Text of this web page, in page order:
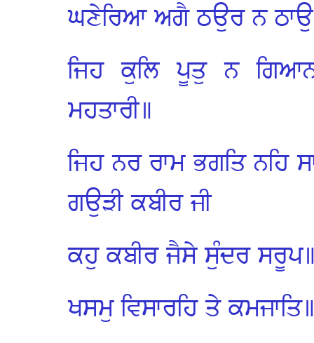
ਘਣੇਰਿਆ ਅਗੈ ਠਉਰ ਨ
ਜਿਹ ਕੁਲਿ ਪੂਤੁ ਨ
ਮਹਤਾਰੀ॥
ਜਿਹ ਨਰ ਰਾਮ ਭਗਤਿ ਨਹਿ
ਗਉੜੀ ਕਬੀਰ ਜੀ
ਕਹੁ ਕਬੀਰ ਜੈਸੇ ਸੁੰਦਰ
ਖਸਮੁ ਵਿਸਾਰਹਿ ਤੇ